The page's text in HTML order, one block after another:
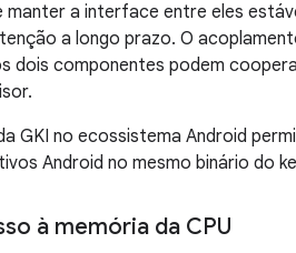
manter a interface entre eles
a longo prazo. O
dois componentes podem
GKI no ecossistema Android
Android no mesmo binário do
à memória da CPU